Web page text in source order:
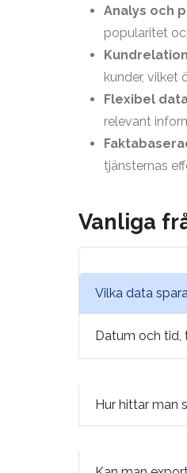
Analys och
popularitet
kunder, vilket
Flexibel
relevant
tjänsternas
Vanliga
Vilka data
Datum och tid,
Hur hittar man